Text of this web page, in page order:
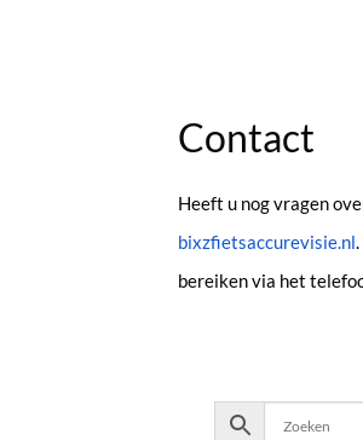
Contact
Heeft u nog vragen
bixzfietsaccurevisie.nl
bereiken via het